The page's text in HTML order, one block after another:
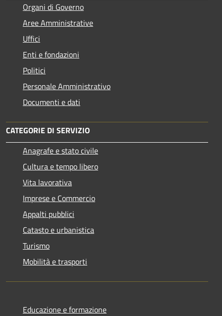
Organi di Governo
Aree Amministrative
Uffici
Enti e fondazioni
Politici
Personale Amministrativo
Documenti e dati
CATEGORIE DI SERVIZIO
Anagrafe e stato civile
Cultura e tempo libero
Vita lavorativa
Imprese e Commercio
Appalti pubblici
Catasto e urbanistica
Turismo
Mobilità e trasporti
Educazione e formazione